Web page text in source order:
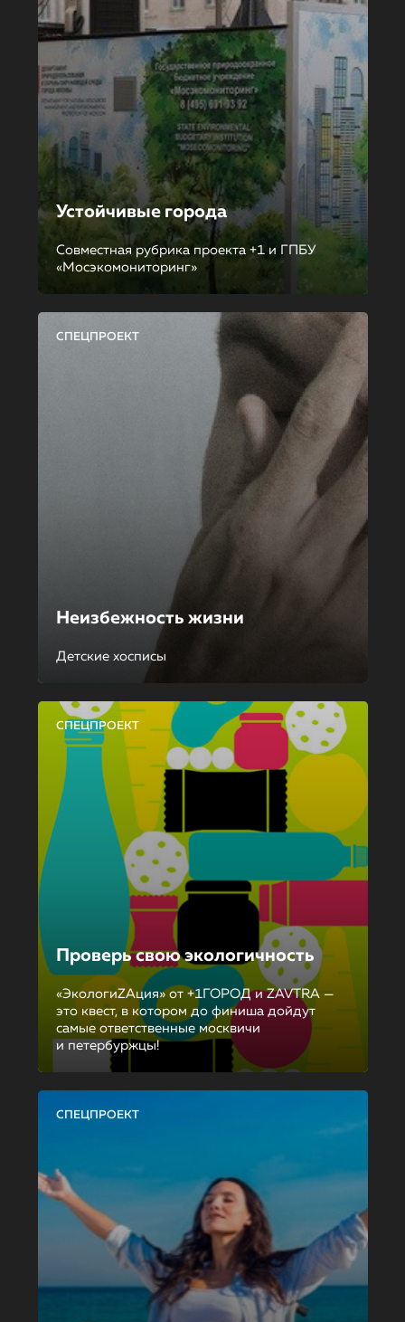
Устойчивые города
Совместная рубрика проекта +1 и ГПБУ
«Мосэкомониторинг»
СПЕЦПРОЕКТ
Неизбежность жизни
Детские хосписы
СПЕЦПРОЕКТ
Проверь свою экологичность
«ЭкологиZAция» от +1ГОРОД и ZAVTRA —
это квест, в котором до финиша дойдут
самые ответственные москвичи
и петербуржцы!
СПЕЦПРОЕКТ